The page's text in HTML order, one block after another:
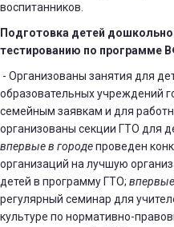
воспитанников.
Подготовка детей
тестированию по программе
- Организованы занятия для
образовательных учреждений
семейным заявкам и для
организованы секции ГТО для
впервыев городепроведен
организаций на лучшую
детей в программу ГТО; впервые
регулярный семинар для
культуре по нормативно-